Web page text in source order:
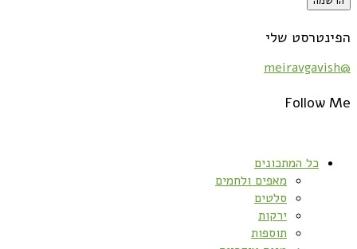
הפינטרסט שלי
@meiravgavish
Follow Me
כל המתכונים
מאפים ולחמים
סלטים
ירקות
תוספות